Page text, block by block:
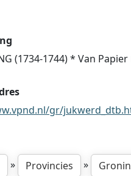
(1734-1744) * Van
gr/
» Provincies »